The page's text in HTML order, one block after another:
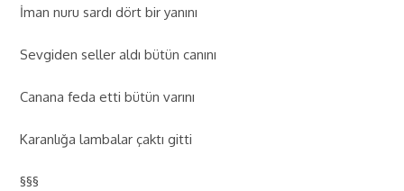
İman nuru sardı dört bir yanını
Sevgiden seller aldı bütün canını
Canana feda etti bütün varını
Karanlığa lambalar çaktı gitti
§§§